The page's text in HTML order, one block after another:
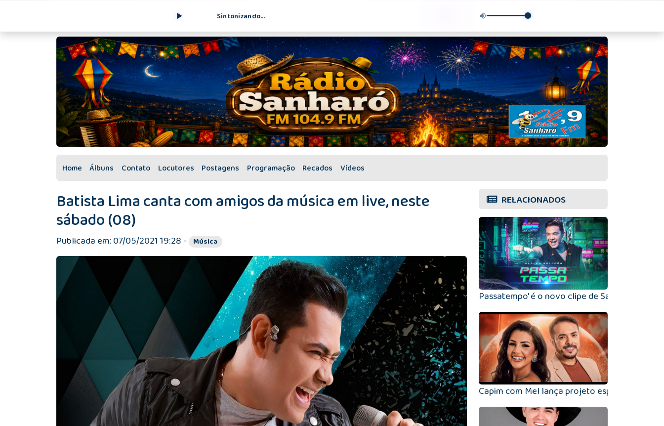
Sintonizando...
Home Álbuns Contato Locutores Postagens Programação Recados Vídeos
Batista Lima canta com amigos da música em live, neste
sábado (08)
Publicada em: 07/05/2021 19:28 - Música
RELACIONADOS
Passatempo' é o novo clipe de Safadão.
Capim com Mel lança projeto especial em